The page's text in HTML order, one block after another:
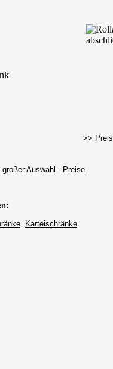
>>
großer Auswahl - Preise
Karteischränke